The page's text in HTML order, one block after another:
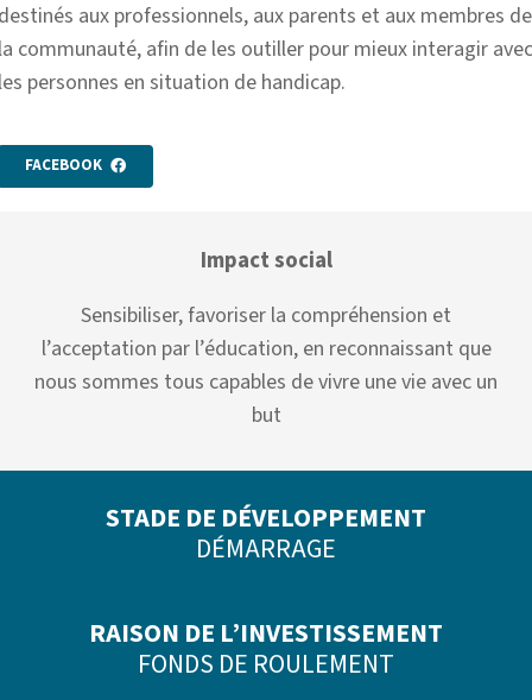
aux professionnels, aux parents et aux membres de
communauté, afin de les outiller pour mieux interagir
personnes en situation de handicap.
FACEBOOK
Impact social
Sensibiliser, favoriser la compréhension et
l’acceptation par l’éducation, en reconnaissant que
nous sommes tous capables de vivre une vie avec un
but
STADE DE DÉVELOPPEMENT
DÉMARRAGE
RAISON DE L’INVESTISSEMENT
FONDS DE ROULEMENT